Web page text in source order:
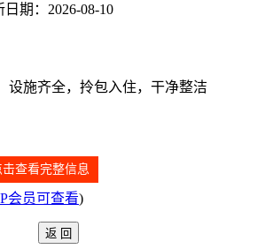
期：2026-08-10
设施齐全，拎包入住，干净整洁
击查看完整信息
会员可查看)